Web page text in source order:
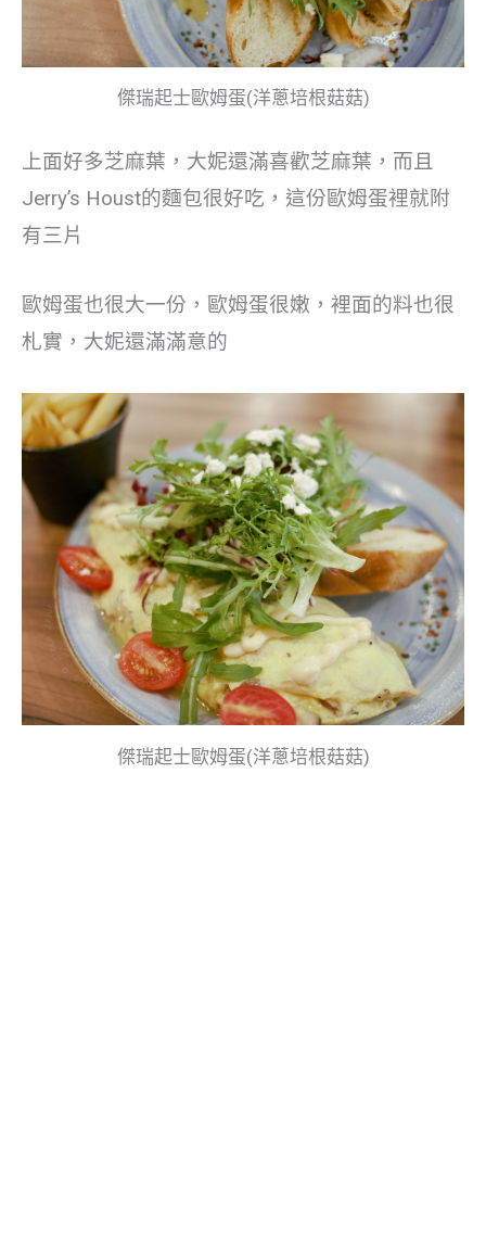
傑瑞起士歐姆蛋(洋蔥培根菇菇)
上面好多芝麻葉，大妮還滿喜歡芝麻葉，而且
Jerry’s Houst的麵包很好吃，這份歐姆蛋裡就附
有三片
歐姆蛋也很大一份，歐姆蛋很嫩，裡面的料也很
札實，大妮還滿滿意的
傑瑞起士歐姆蛋(洋蔥培根菇菇)